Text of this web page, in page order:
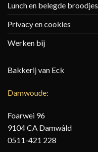
Lunch en belegde broodjes
Privacy en cookies
Werken bij
Bakkerij van Eck
Damwoude:
Foarwei 96
9104 CA Damwâld
0511-421 228